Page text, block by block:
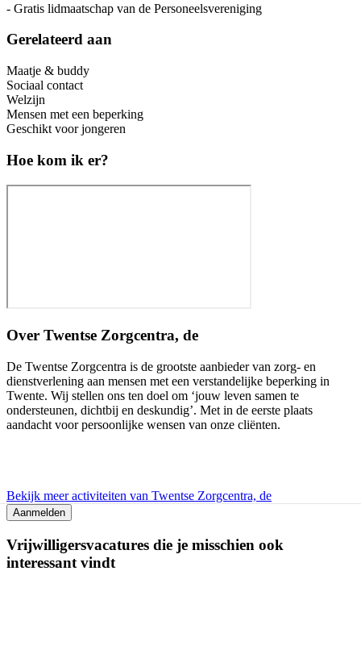
- Gratis lidmaatschap van de Personeelsvereniging
Gerelateerd aan
Maatje & buddy
Sociaal contact
Welzijn
Mensen met een beperking
Geschikt voor jongeren
Hoe kom ik er?
Over Twentse Zorgcentra, de
De Twentse Zorgcentra is de grootste aanbieder van zorg- en
dienstverlening aan mensen met een verstandelijke beperking in
Twente. Wij stellen ons ten doel om ‘jouw leven samen te
ondersteunen, dichtbij en deskundig’. Met in de eerste plaats
aandacht voor persoonlijke wensen van onze cliënten.
Bekijk meer activiteiten van Twentse Zorgcentra, de
Aanmelden
Vrijwilligersvacatures die je misschien ook
interessant vindt